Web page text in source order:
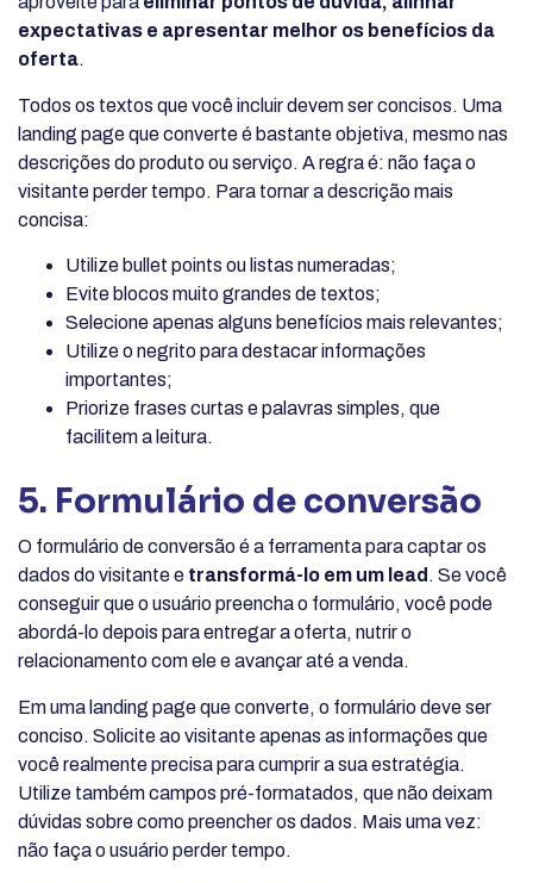
expectativas e apresentar melhor os benefícios da
oferta.
Todos os textos que você incluir devem ser concisos. Uma
landing page que converte é bastante objetiva, mesmo nas
descrições do produto ou serviço. A regra é: não faça o
visitante perder tempo. Para tornar a descrição mais
concisa:
Utilize bullet points ou listas numeradas;
Evite blocos muito grandes de textos;
Selecione apenas alguns benefícios mais relevantes;
Utilize o negrito para destacar informações
importantes;
Priorize frases curtas e palavras simples, que
facilitem a leitura.
5. Formulário de conversão
O formulário de conversão é a ferramenta para captar os
dados do visitante e transformá-lo em um lead . Se você
conseguir que o usuário preencha o formulário, você pode
abordá-lo depois para entregar a oferta, nutrir o
relacionamento com ele e avançar até a venda.
Em uma landing page que converte, o formulário deve ser
conciso. Solicite ao visitante apenas as informações que
você realmente precisa para cumprir a sua estratégia.
Utilize também campos pré-formatados, que não deixam
dúvidas sobre como preencher os dados. Mais uma vez:
não faça o usuário perder tempo.